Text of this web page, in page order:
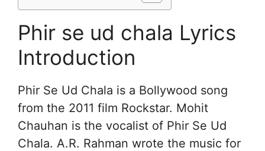
Phir se ud chala Lyrics
Introduction
Phir Se Ud Chala is a Bollywood song
from the 2011 film Rockstar. Mohit
Chauhan is the vocalist of Phir Se Ud
Chala. A.R. Rahman wrote the music for